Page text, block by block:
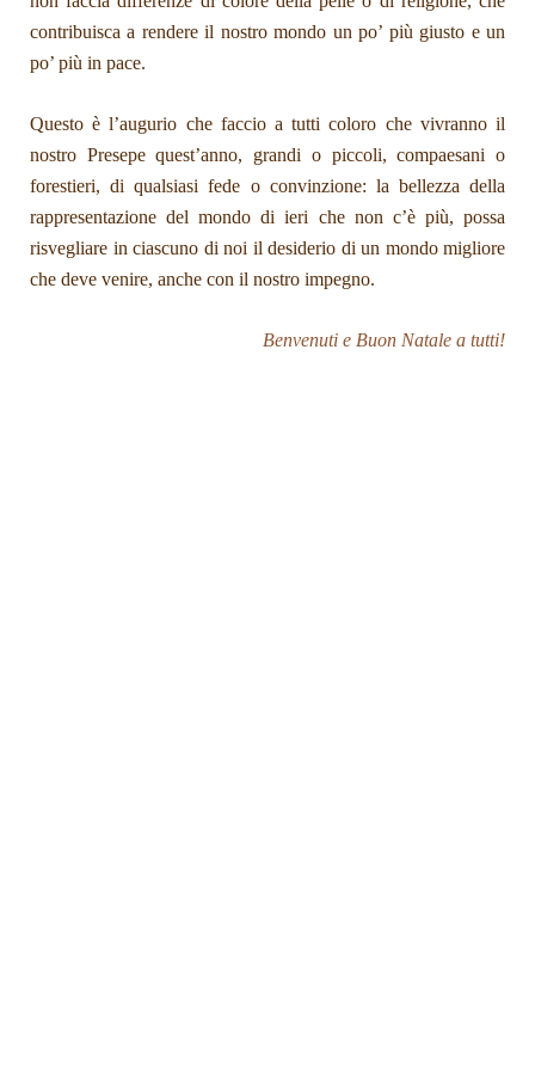
contribuisca a rendere il nostro mondo un po’ più giusto e un
po’ più in pace.
Questo è l’augurio che faccio a tutti coloro che vivranno il
nostro Presepe quest’anno, grandi o piccoli, compaesani o
forestieri, di qualsiasi fede o convinzione: la bellezza della
rappresentazione del mondo di ieri che non c’è più, possa
risvegliare in ciascuno di noi il desiderio di un mondo migliore
che deve venire, anche con il nostro impegno.
Benvenuti e Buon Natale a tutti!